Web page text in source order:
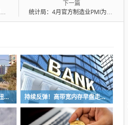
下一篇
统计局：4月官方制造业PMI为50.3% 比上月下降0.1个百分点
丰田利润五连降、日产实现扭亏 日系三强一季报喜忧参半 持续反弹！高带宽内存早盘走强 三大原厂产能售罄